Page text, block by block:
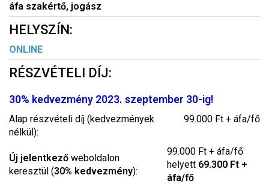
áfa szakértő, jogász
HELYSZÍN:
ONLINE
RÉSZVÉTELI DÍJ:
30% kedvezmény 2023. szeptember 30-ig!
Alap részvételi díj (kedvezmények
nélkül):
99.000 Ft + áfa/fő
Új jelentkező weboldalon
keresztül (30% kedvezmény):
99.000 Ft + áfa/fő
helyett 69.300 Ft +
áfa/fő